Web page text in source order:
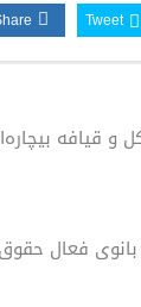
Tweet
و قیافه
فعال